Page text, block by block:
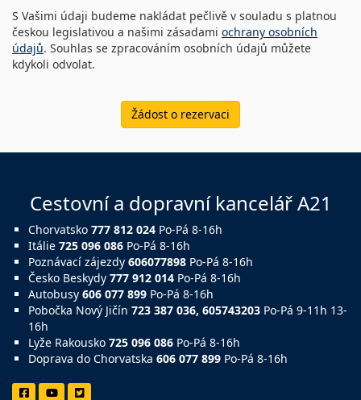
S Vašimi údaji budeme nakládat pečlivě v souladu s platnou
českou legislativou a našimi zásadami ochrany osobních
údajů. Souhlas se zpracováním osobních údajů můžete
kdykoli odvolat.
Žádost o rezervaci
Cestovní a dopravní kancelář A21
Chorvatsko 777 812 024 Po-Pá 8-16h
Itálie 725 096 086 Po-Pá 8-16h
Poznávací zájezdy 606077898 Po-Pá 8-16h
Česko Beskydy 777 912 014 Po-Pá 8-16h
Autobusy 606 077 899 Po-Pá 8-16h
Pobočka Nový Jičín 723 387 036, 605743203 Po-Pá 9-11h 13-
16h
Lyže Rakousko 725 096 086 Po-Pá 8-16h
Doprava do Chorvatska 606 077 899 Po-Pá 8-16h